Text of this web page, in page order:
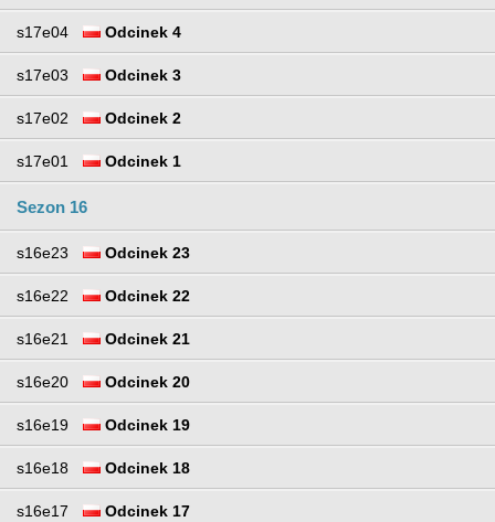
s17e04 Odcinek 4
s17e03 Odcinek 3
s17e02 Odcinek 2
s17e01 Odcinek 1
Sezon 16
s16e23 Odcinek 23
s16e22 Odcinek 22
s16e21 Odcinek 21
s16e20 Odcinek 20
s16e19 Odcinek 19
s16e18 Odcinek 18
s16e17 Odcinek 17